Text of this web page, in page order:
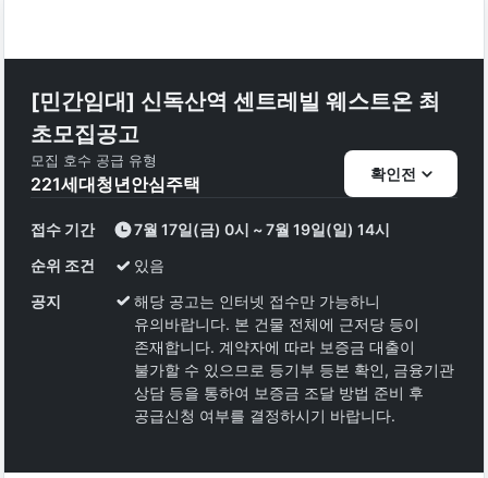
[민간임대] 신독산역 센트레빌 웨스트온 최
초모집공고
모집 호수
221세대
공급 유형
청년안심주택 확인전
접수 기간
7월 17일(금) 0시 ~ 7월 19일(일) 14시
순위 조건
있음
공지
해당 공고는 인터넷 접수만 가능하니
유의바랍니다. 본 건물 전체에 근저당 등이
존재합니다. 계약자에 따라 보증금 대출이
불가할 수 있으므로 등기부 등본 확인, 금융기관
상담 등을 통하여 보증금 조달 방법 준비 후
공급신청 여부를 결정하시기 바랍니다.